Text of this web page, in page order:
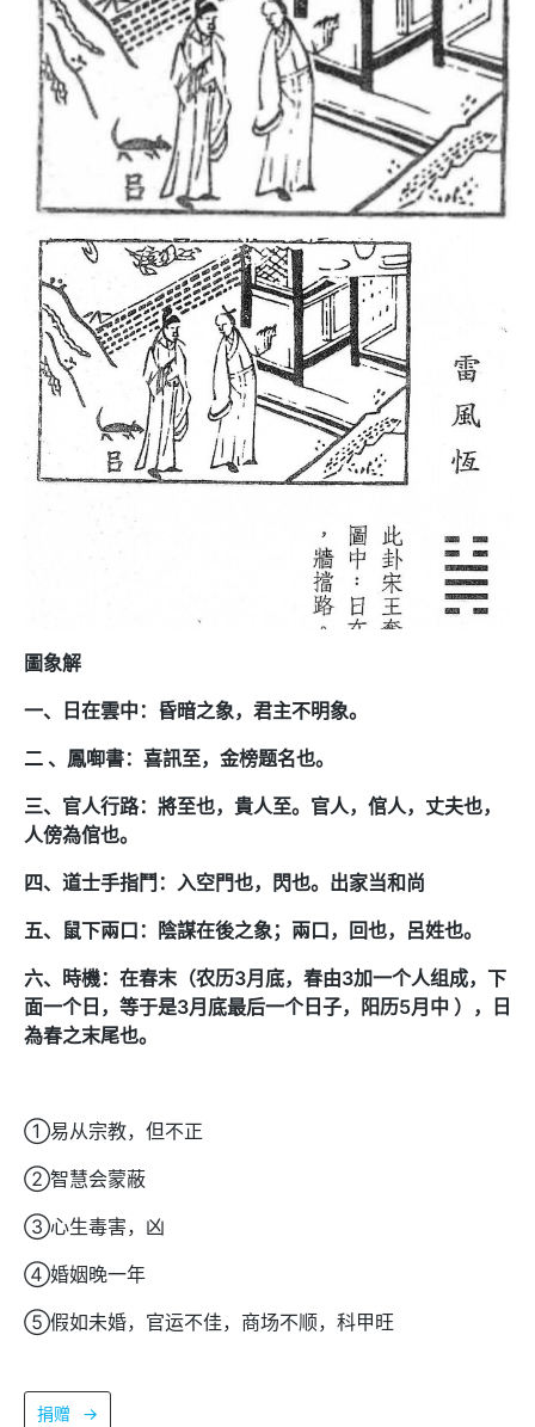
圖象解
一、日在雲中：昏暗之象，君主不明象。
二 、鳳啣書：喜訊至，金榜题名也。
三、官人行路：將至也，貴人至。官人，倌人，丈夫也，
人傍為倌也。
四、道士手指鬥：入空門也，閃也。出家当和尚
五、鼠下兩口：陰謀在後之象；兩口，回也，呂姓也。
六、時機：在春末（农历3月底，春由3加一个人组成，下
面一个日，等于是3月底最后一个日子，阳历5月中 ），日
為春之末尾也。
①易从宗教，但不正
②智慧会蒙蔽
③心生毒害，凶
④婚姻晚一年
⑤假如未婚，官运不佳，商场不顺，科甲旺
捐赠 →